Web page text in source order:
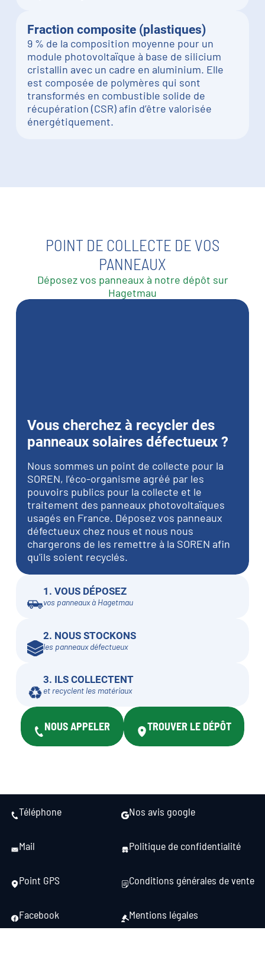
Fraction composite (plastiques)
9 % de la composition moyenne pour un
module photovoltaïque à base de silicium
cristallin avec un cadre en aluminium. Elle
est composée de polymères qui sont
transformés en combustible solide de
récupération (CSR) afin d’être valorisée
énergétiquement.
POINT DE COLLECTE DE VOS
PANNEAUX
Déposez vos panneaux à notre dépôt sur
Hagetmau
Vous cherchez à recycler des
panneaux solaires défectueux ?
Nous sommes un point de collecte pour la
SOREN, l’éco-organisme agréé par les
pouvoirs publics pour la collecte et le
traitement des panneaux photovoltaïques
usagés en France. Déposez vos panneaux
défectueux chez nous et nous nous
chargerons de les remettre à la SOREN afin
qu'ils soient recyclés.
1. VOUS DÉPOSEZ
vos panneaux à Hagetmau
2. NOUS STOCKONS
les panneaux défectueux
3. ILS COLLECTENT
et recyclent les matériaux
NOUS APPELER TROUVER LE DÉPÔT
Téléphone
Mail
Point GPS
Facebook
Nos avis google
Politique de confidentialité
Conditions générales de vente
Mentions légales